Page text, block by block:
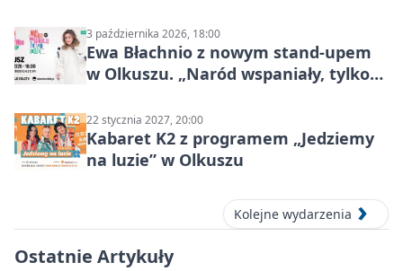
3 października 2026, 18:00
Ewa Błachnio z nowym stand-upem
w Olkuszu. „Naród wspaniały, tylko
22 stycznia 2027, 20:00
Kabaret K2 z programem „Jedziemy
na luzie” w Olkuszu
Kolejne wydarzenia
Ostatnie Artykuły